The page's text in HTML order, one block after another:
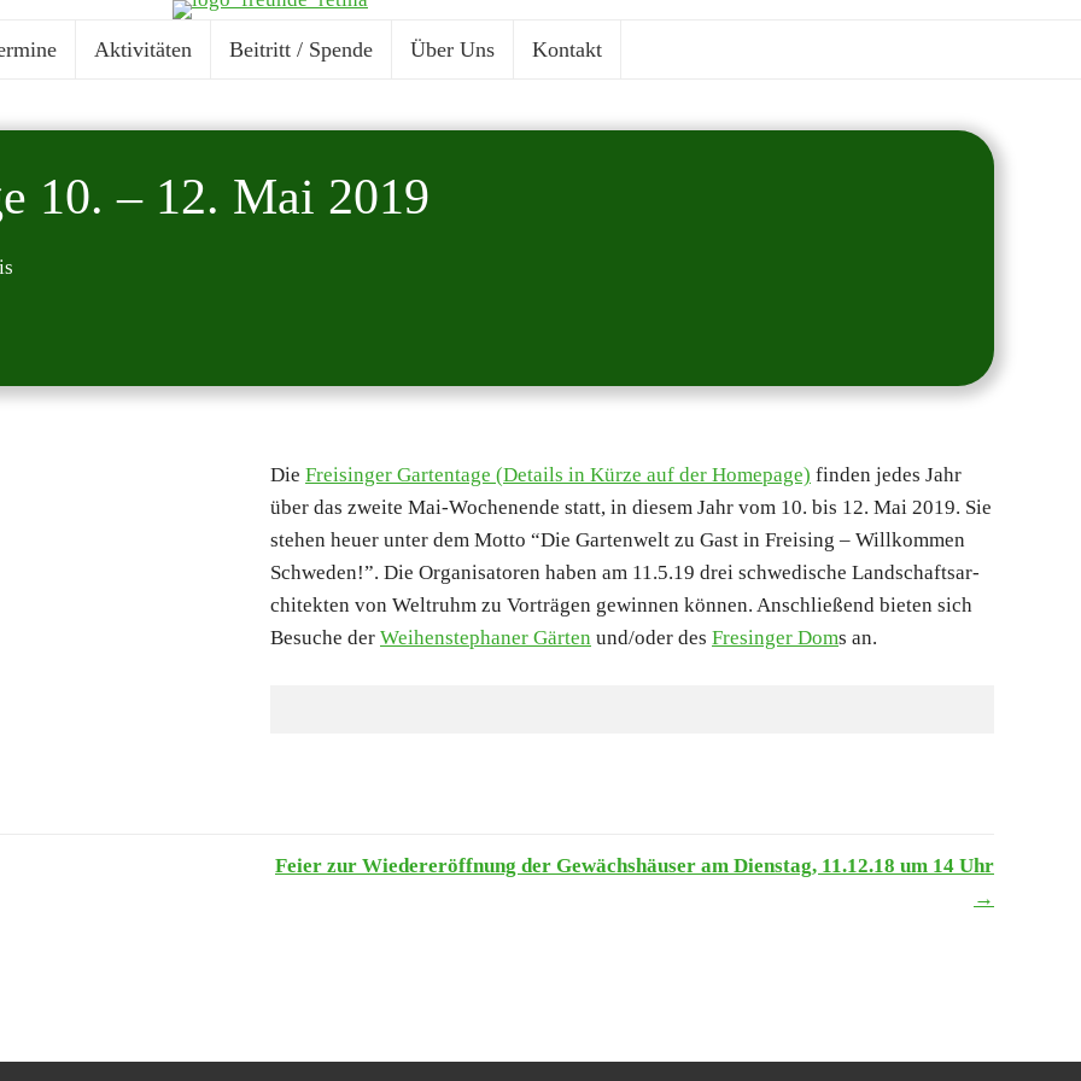
Akti­vi­tä­ten Bei­tritt / Spen­de Über Uns Kon­takt
10. – 12. Mai 2019
Die Frei­sin­ger Gar­ten­ta­ge (Details in Kür­ze auf der Home­page) fin­den jedes Jahr
über das zwei­te Mai-Wochen­en­de statt, in die­sem Jahr vom 10. bis 12. Mai 2019. Sie
ste­hen heu­er unter dem Mot­to “Die Gar­ten­welt zu Gast in Frei­sing – Will­kom­men
Schwe­den!”. Die Orga­ni­sa­to­ren haben am 11.5.19 drei schwe­di­sche Land­schafts­ar­
chi­tek­ten von Welt­ruhm zu Vor­trä­gen gewin­nen kön­nen. Anschlie­ßend bie­ten sich
Besu­che der Wei­hen­ste­pha­ner Gär­ten und/​oder des Fres­in­ger Doms an.
Fei­er zur Wie­der­eröff­nung der Gewächs­häu­ser am Diens­tag, 11.12.18 um 14 Uhr
→